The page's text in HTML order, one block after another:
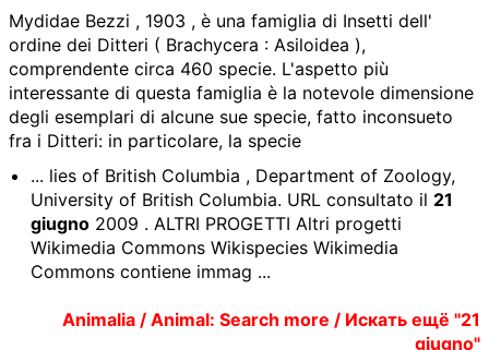
Mydidae Bezzi , 1903 , è una famiglia di Insetti dell'
ordine dei Ditteri ( Brachycera : Asiloidea ),
comprendente circa 460 specie. L'aspetto più
interessante di questa famiglia è la notevole dimensione
degli esemplari di alcune sue specie, fatto inconsueto
fra i Ditteri: in particolare, la specie
... lies of British Columbia , Department of Zoology,
University of British Columbia. URL consultato il 21
giugno 2009 . ALTRI PROGETTI Altri progetti
Wikimedia Commons Wikispecies Wikimedia
Commons contiene immag ...
Animalia / Animal: Search more / Искать ещё "21
giugno"